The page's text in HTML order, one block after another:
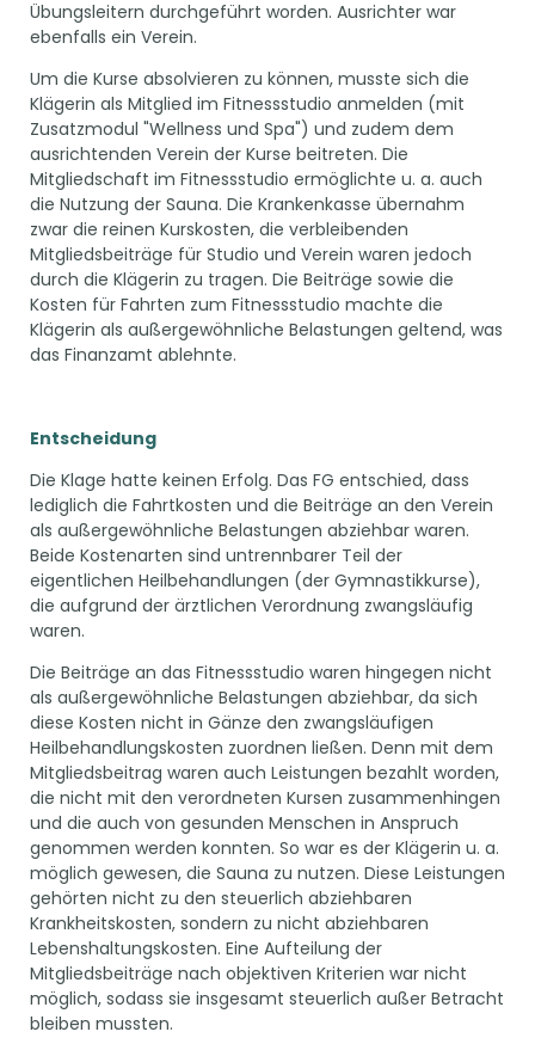
Übungsleitern durchgeführt worden. Ausrichter war
ebenfalls ein Verein.
Um die Kurse absolvieren zu können, musste sich die
Klägerin als Mitglied im Fitnessstudio anmelden (mit
Zusatzmodul "Wellness und Spa") und zudem dem
ausrichtenden Verein der Kurse beitreten. Die
Mitgliedschaft im Fitnessstudio ermöglichte u. a. auch
die Nutzung der Sauna. Die Krankenkasse übernahm
zwar die reinen Kurskosten, die verbleibenden
Mitgliedsbeiträge für Studio und Verein waren jedoch
durch die Klägerin zu tragen. Die Beiträge sowie die
Kosten für Fahrten zum Fitnessstudio machte die
Klägerin als außergewöhnliche Belastungen geltend, was
das Finanzamt ablehnte.
Entscheidung
Die Klage hatte keinen Erfolg. Das FG entschied, dass
lediglich die Fahrtkosten und die Beiträge an den Verein
als außergewöhnliche Belastungen abziehbar waren.
Beide Kostenarten sind untrennbarer Teil der
eigentlichen Heilbehandlungen (der Gymnastikkurse),
die aufgrund der ärztlichen Verordnung zwangsläufig
waren.
Die Beiträge an das Fitnessstudio waren hingegen nicht
als außergewöhnliche Belastungen abziehbar, da sich
diese Kosten nicht in Gänze den zwangsläufigen
Heilbehandlungskosten zuordnen ließen. Denn mit dem
Mitgliedsbeitrag waren auch Leistungen bezahlt worden,
die nicht mit den verordneten Kursen zusammenhingen
und die auch von gesunden Menschen in Anspruch
genommen werden konnten. So war es der Klägerin u. a.
möglich gewesen, die Sauna zu nutzen. Diese Leistungen
gehörten nicht zu den steuerlich abziehbaren
Krankheitskosten, sondern zu nicht abziehbaren
Lebenshaltungskosten. Eine Aufteilung der
Mitgliedsbeiträge nach objektiven Kriterien war nicht
möglich, sodass sie insgesamt steuerlich außer Betracht
bleiben mussten.